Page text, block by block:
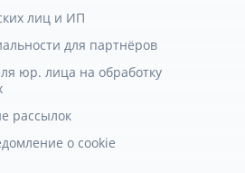
лиц и ИП
для партнёров
юр. лица на обработку
рассылок
о cookie